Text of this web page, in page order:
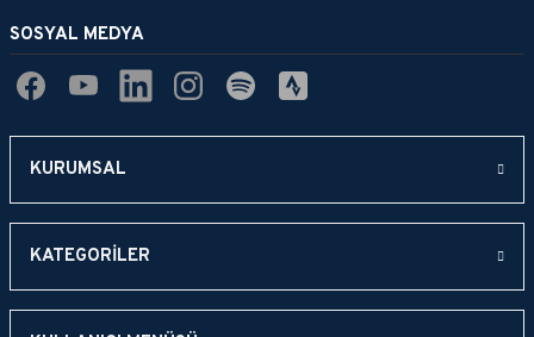
Bu ürüne benzer farklı alternatifler olmalı.
Gönder
SOSYAL MEDYA
KURUMSAL
KATEGORİLER